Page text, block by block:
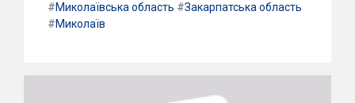
#Миколаївська область #Закарпатська область
#Миколаїв